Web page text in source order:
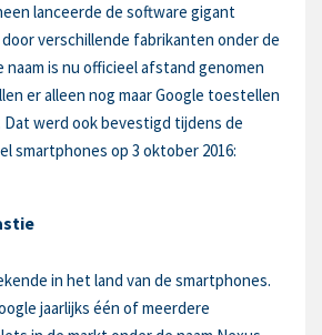
lanceerde de software gigant
verschillende fabrikanten onder de
naam is nu officieel afstand genomen
er alleen nog maar Google toestellen
werd ook bevestigd tijdens de
smartphones op 3 oktober 2016:
in het land van de smartphones.
jaarlijks één of meerdere